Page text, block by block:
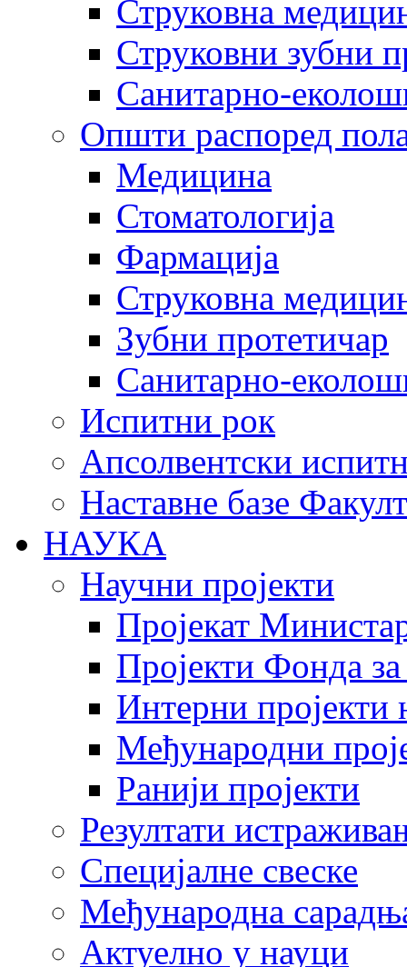
Струковна
Струковни зубни
Санитарно-
Општи распоред
Медицина
Стоматологија
Фармација
Струковна
Зубни протетичар
Санитарно-
Испитни рок
Апсолвентски
Наставне базе
НАУКА
Научни пројекти
Пројекат
Пројекти Фонда
Интерни пројекти
Међународни
Ранији пројекти
Резултати
Специјалне свеске
Међународна
Актуелно у науци